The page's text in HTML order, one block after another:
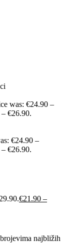
was: €24.90 –
€26.90.
€24.90 –
€26.90.
€21.90 –
najbližih